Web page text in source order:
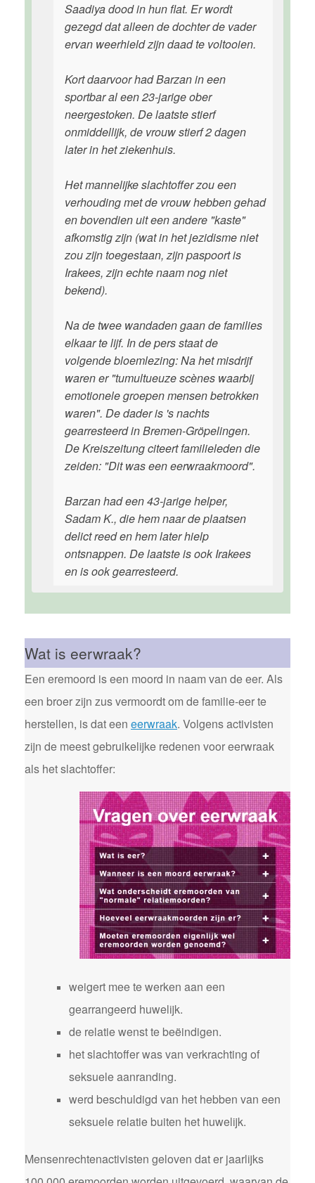
Saadiya dood in hun flat. Er wordt
gezegd dat alleen de dochter de vader
ervan weerhield zijn daad te voltooien.
Kort daarvoor had Barzan in een
sportbar al een 23-jarige ober
neergestoken. De laatste stierf
onmiddellijk, de vrouw stierf 2 dagen
later in het ziekenhuis.
Het mannelijke slachtoffer zou een
verhouding met de vrouw hebben gehad
en bovendien uit een andere "kaste"
afkomstig zijn (wat in het jezidisme niet
zou zijn toegestaan, zijn paspoort is
Irakees, zijn echte naam nog niet
bekend).
Na de twee wandaden gaan de families
elkaar te lijf. In de pers staat de
volgende bloemlezing: Na het misdrijf
waren er "tumultueuze scènes waarbij
emotionele groepen mensen betrokken
waren". De dader is 's nachts
gearresteerd in Bremen-Gröpelingen.
De Kreiszeitung citeert familieleden die
zeiden: "Dit was een eerwraakmoord".
Barzan had een 43-jarige helper,
Sadam K., die hem naar de plaatsen
delict reed en hem later hielp
ontsnappen. De laatste is ook Irakees
en is ook gearresteerd.
Wat is eerwraak?
Een eremoord is een moord in naam van de eer. Als
een broer zijn zus vermoordt om de familie-eer te
herstellen, is dat een eerwraak. Volgens activisten
zijn de meest gebruikelijke redenen voor eerwraak
als het slachtoffer:
weigert mee te werken aan een
gearrangeerd huwelijk.
de relatie wenst te beëindigen.
het slachtoffer was van verkrachting of
seksuele aanranding.
werd beschuldigd van het hebben van een
seksuele relatie buiten het huwelijk.
Mensenrechtenactivisten geloven dat er jaarlijks